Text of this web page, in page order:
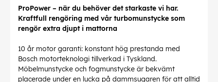
ProPower – när du behöver det starkaste vi har.
Kraftfull rengöring med vår turbomunstycke som
rengör extra djupt i mattorna
10 år motor garanti: konstant hög prestanda med
Bosch motorteknologi tillverkad i Tyskland.
Möbelmunstycke och fogmunstycke är bekvämt
placerade under en lucka på dammsugaren för att alltid